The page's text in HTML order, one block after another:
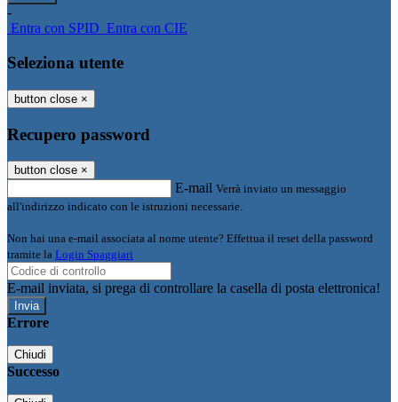
-
Entra con SPID Entra con CIE
Seleziona utente
button close ×
Recupero password
button close ×
E-mail Verrà inviato un messaggio
all'indirizzo indicato con le istruzioni necessarie.
Non hai una e-mail associata al nome utente? Effettua il reset della password
tramite la Login Spaggiari
E-mail inviata, si prega di controllare la casella di posta elettronica!
Errore
Chiudi
Successo